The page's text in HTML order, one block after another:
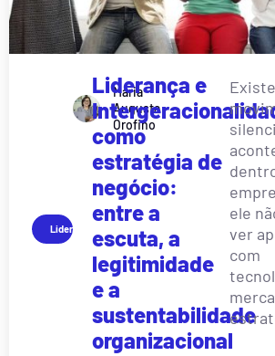
Liderança
Maria
Augusta
Orofino
Liderança e
como
estratégia de
negócio:
entre a
escuta, a
legitimidade
e a
sustentabilidade
organizacional
ele
ver
com